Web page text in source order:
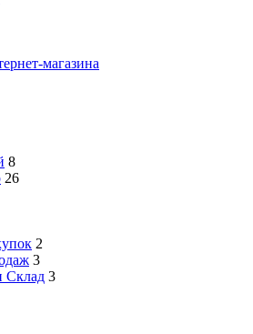
магазина
8
26
2
3
Склад 3